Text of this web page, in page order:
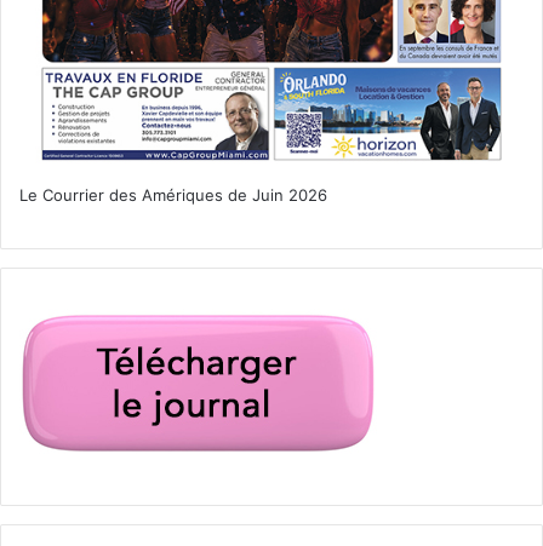
Autre commentaire pertinent, cette fois de la part d’un
douanier retraité:
En tant que douanier retraité, je me permets de vous
donner une petite information sur la fameuse I-94. C’est
car en revenant au Canada ce n’est pas nécessaire, c’est
hiver 2026, pour revenir aux États-Unis, que ça pourrait
douanes américaines on dit qu’il y a des exceptions dont la
plupart des canadiens. Donc, ce pourrait (peut-être) être
nécessaire pour les étrangers qui transitent par le Canada
pour entrer aux EU, ou bien, ceux qui résident au Canada
mais qui n’ont pas le statut permanent. Donc on n’a pas à
lorsqu’on reviendra aux USA à partir de octobre ou
Le Courrier des Amériques de Juin 2026